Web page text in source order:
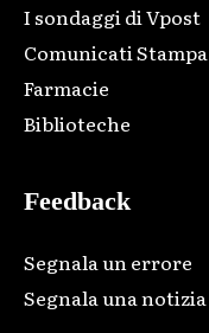
I sondaggi di Vpost
Comunicati Stampa
Farmacie
Biblioteche
Feedback
Segnala un errore
Segnala una notizia